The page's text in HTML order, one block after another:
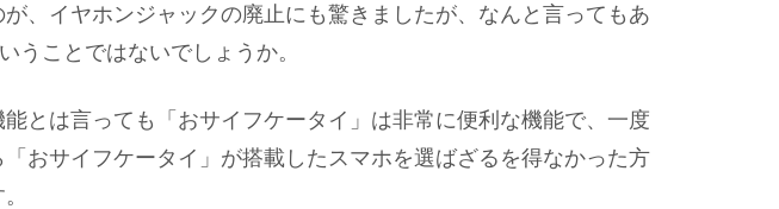
、イヤホンジャックの廃止にも驚きましたが、なんと言ってもあ
うことではないでしょうか。
とは言っても「おサイフケータイ」は非常に便利な機能で、一度
おサイフケータイ」が搭載したスマホを選ばざるを得なかった方